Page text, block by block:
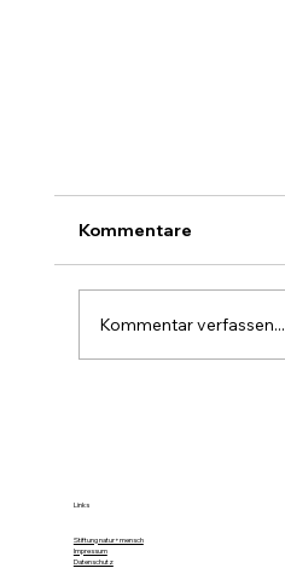
Kommentare
Kommentar verfassen...
Links
Stiftung natur+mensch
Impressum
Datenschutz